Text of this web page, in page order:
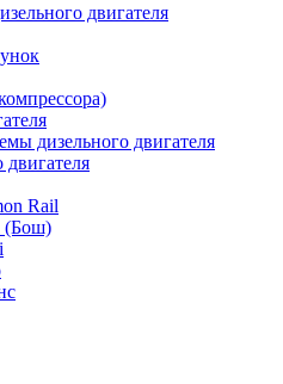
двигателя
дизельного двигателя
двигателя
Rail
(Бош)